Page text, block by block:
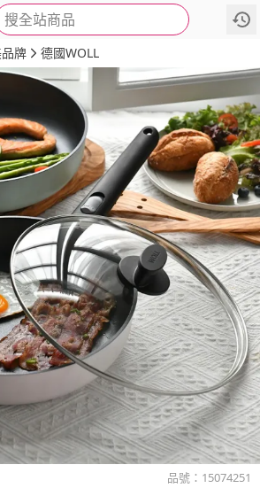
搜全站商品
評價 詳情
牌 德國WOLL
品號： 15074251